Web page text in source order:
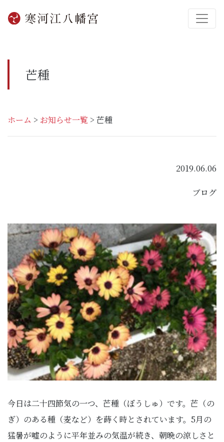
芒種
ホーム > お知らせ一覧 > 芒種
2019.06.06
ブログ
今日は二十四節気の一つ、芒種（ぼうしゅ）です。芒（の
ぎ）のある種（麦など）を蒔く時とされています。5月の
猛暑が嘘のように平年並みの気温が続き、朝晩の涼しさと